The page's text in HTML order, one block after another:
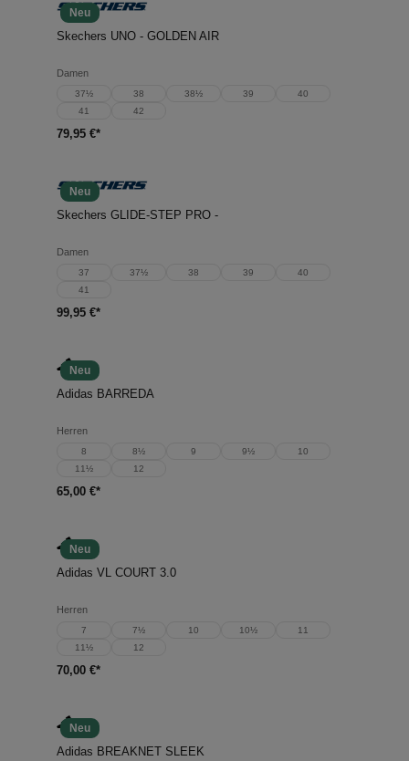
Neu
Skechers UNO - GOLDEN AIR
Damen
37½ 38 38½ 39
40
41
42
79,95 €*
Neu
Skechers GLIDE-STEP PRO -
Damen
37 37½ 38 39
40
41
99,95 €*
Neu
Adidas BARREDA
Herren
8 8½ 9 9½
10
11½
12
65,00 €*
Neu
Adidas VL COURT 3.0
Herren
7 7½ 10 10½
11
11½
12
70,00 €*
Neu
Adidas BREAKNET SLEEK